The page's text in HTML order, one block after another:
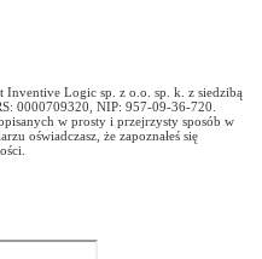
Logic sp. z o.o. sp. k. z siedzibą
0000709320, NIP: 957-09-36-720.
w prosty i przejrzysty sposób w
oświadczasz, że zapoznałeś się